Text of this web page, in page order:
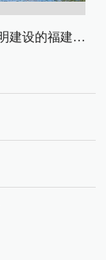
数字生态文明建设的福建路径与启示